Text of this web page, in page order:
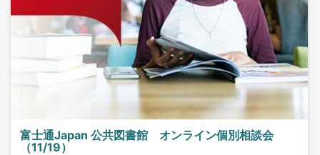
富士通Japan 公共図書館 オンライン個別相談会
（11/19）